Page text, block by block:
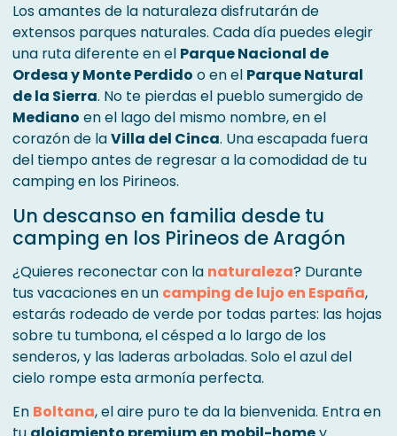
Los amantes de la naturaleza disfrutarán de
extensos parques naturales. Cada día puedes elegir
una ruta diferente en el Parque Nacional de
Ordesa y Monte Perdido o en el Parque Natural
de la Sierra. No te pierdas el pueblo sumergido de
Mediano en el lago del mismo nombre, en el
corazón de laVilla del Cinca. Una escapada fuera
del tiempo antes de regresar a la comodidad de tu
camping en los Pirineos.
Un descanso en familia desde tu
camping en los Pirineos de Aragón
¿Quieres reconectar con la naturaleza? Durante
tus vacaciones en un camping de lujo en España,
estarás rodeado de verde por todas partes: las hojas
sobre tu tumbona, el césped a lo largo de los
senderos, y las laderas arboladas. Solo el azul del
cielo rompe esta armonía perfecta.
En Boltana, el aire puro te da la bienvenida. Entra en